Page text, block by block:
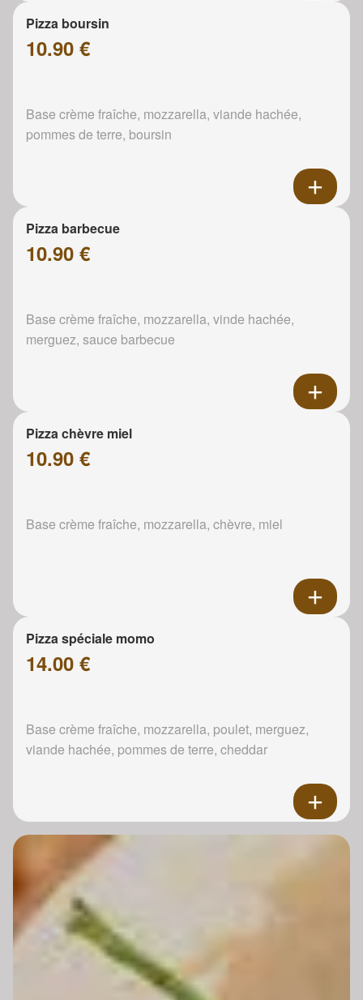
Pizza boursin
10.90 €
Base crème fraîche, mozzarella, viande hachée,
pommes de terre, boursin
Pizza barbecue
10.90 €
Base crème fraîche, mozzarella, vinde hachée,
merguez, sauce barbecue
Pizza chèvre miel
10.90 €
Base crème fraîche, mozzarella, chèvre, miel
Pizza spéciale momo
14.00 €
Base crème fraîche, mozzarella, poulet, merguez,
viande hachée, pommes de terre, cheddar